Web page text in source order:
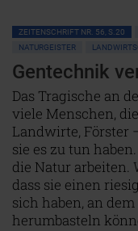
ZEITENSCHRIFT NR. 56, S.20
NATURGEISTER
Gentechnik
Das Tragische an
viele Menschen,
Landwirte,
sie es zu tun
die Natur arbeiten.
dass sie einen
sich haben, an
herumbasteln